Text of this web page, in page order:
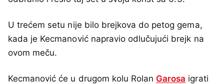
U trećem setu nije bilo brejkova do petog gema,
kada je Kecmanović napravio odlučujući brejk na
ovom meču.
Kecmanović će u drugom kolu Rolan Garosa igrati